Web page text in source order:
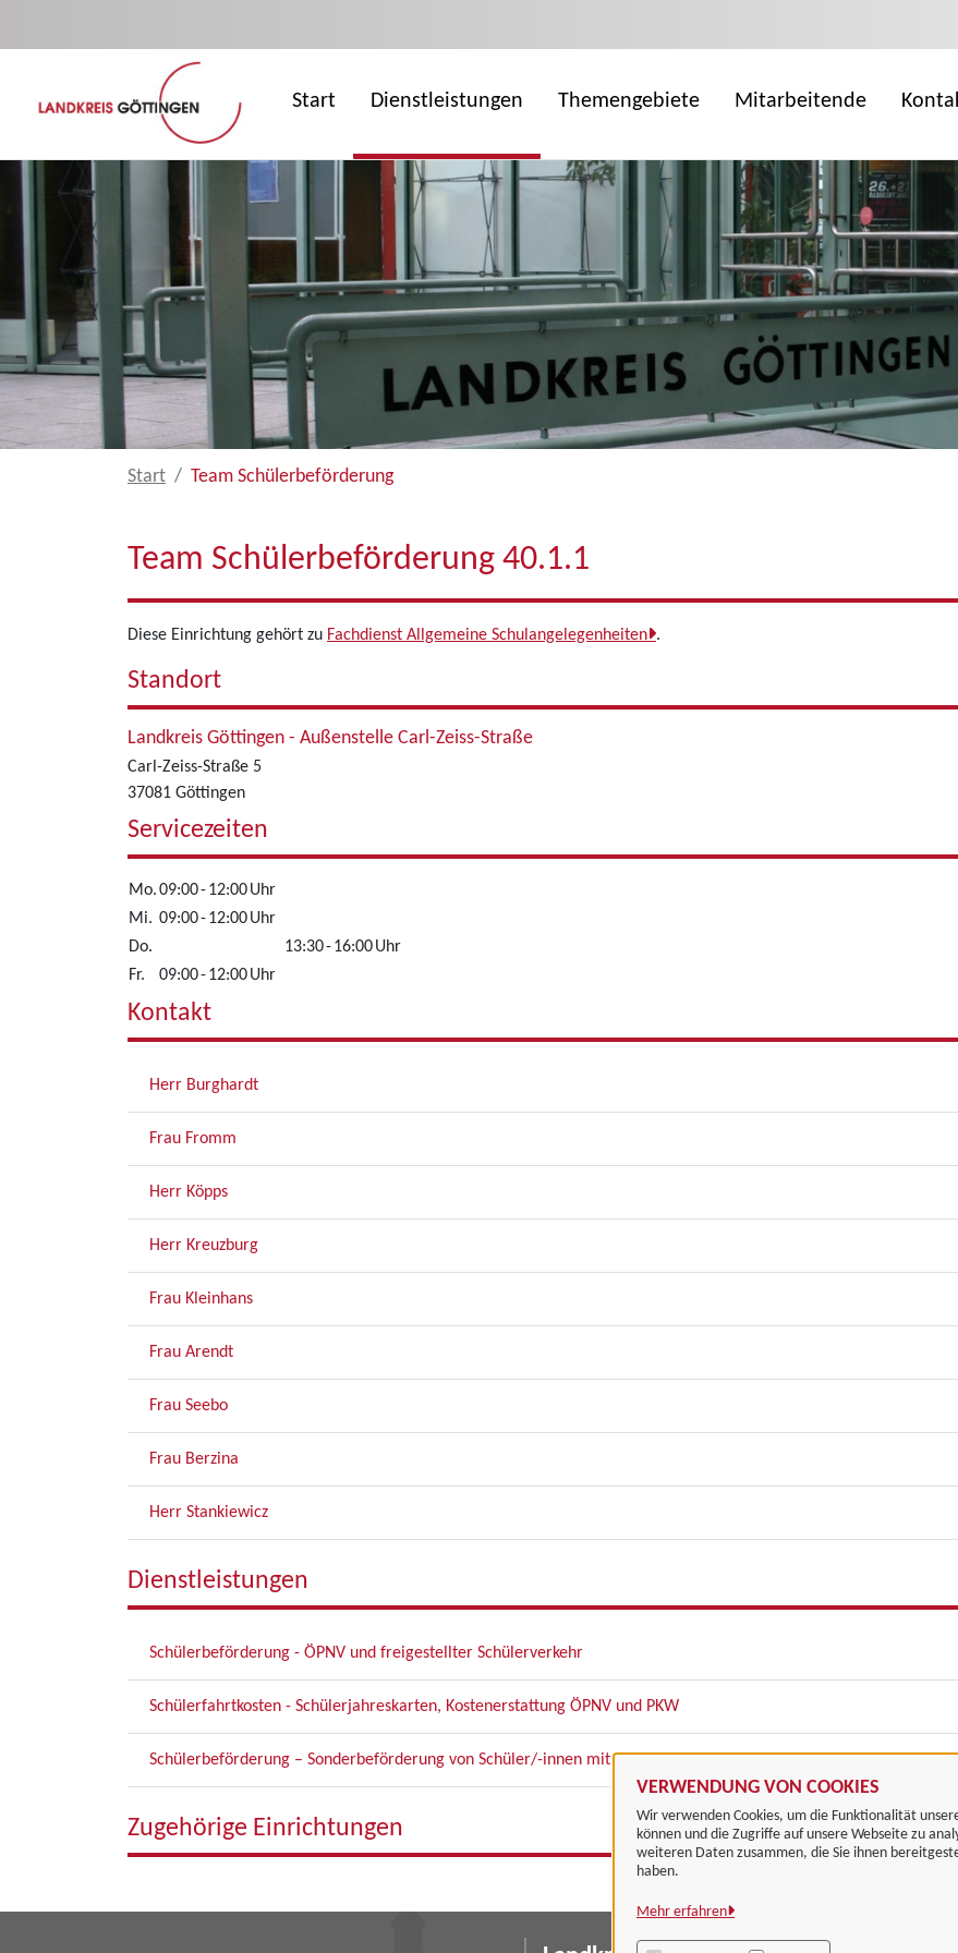
VERWENDUNG VON COOKIES
Wir verwenden Cookies, um die Funktionalität
können und die Zugriffe auf unsere Webseite zu
weiteren Daten zusammen, die Sie ihnen
haben.
Mehr erfahren
Start Dienstleistungen Themengebiete Mitarbeitende
Start Team Schülerbeförderung
Team Schülerbeförderung 40.1.1
Diese Einrichtung gehört zu Fachdienst Allgemeine Schulangelegenheiten .
Standort
Landkreis Göttingen - Außenstelle Carl-Zeiss-Straße
Carl-Zeiss-Straße 5
37081 Göttingen
Servicezeiten
Mo.09:00-12:00Uhr
Mi. 09:00-12:00Uhr
Do.
13:30-16:00Uhr
Fr.
09:00-12:00Uhr
Kontakt
Herr Burghardt
Frau Fromm
Herr Köpps
Herr Kreuzburg
Frau Kleinhans
Frau Arendt
Frau Seebo
Frau Berzina
Herr Stankiewicz
Dienstleistungen
Schülerbeförderung - ÖPNV und freigestellter Schülerverkehr
Schülerfahrtkosten - Schülerjahreskarten, Kostenerstattung ÖPNV und PKW
Schülerbeförderung – Sonderbeförderung von Schüler/-innen mit Behinderungen und freigestellter
Zugehörige Einrichtungen